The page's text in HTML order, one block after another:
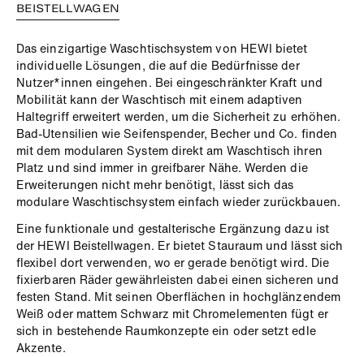
BEISTELLWAGEN
Das einzigartige Waschtischsystem von HEWI bietet
individuelle Lösungen, die auf die Bedürfnisse der
Nutzer*innen eingehen. Bei eingeschränkter Kraft und
Mobilität kann der Waschtisch mit einem adaptiven
Haltegriff erweitert werden, um die Sicherheit zu erhöhen.
Bad-Utensilien wie Seifenspender, Becher und Co. finden
mit dem modularen System direkt am Waschtisch ihren
Platz und sind immer in greifbarer Nähe. Werden die
Erweiterungen nicht mehr benötigt, lässt sich das
modulare Waschtischsystem einfach wieder zurückbauen.
Eine funktionale und gestalterische Ergänzung dazu ist
der HEWI Beistellwagen. Er bietet Stauraum und lässt sich
flexibel dort verwenden, wo er gerade benötigt wird. Die
fixierbaren Räder gewährleisten dabei einen sicheren und
festen Stand. Mit seinen Oberflächen in hochglänzendem
Weiß oder mattem Schwarz mit Chromelementen fügt er
sich in bestehende Raumkonzepte ein oder setzt edle
Akzente.